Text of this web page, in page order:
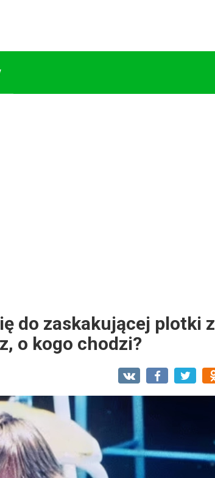
do zaskakującej plotki z
o kogo chodzi?